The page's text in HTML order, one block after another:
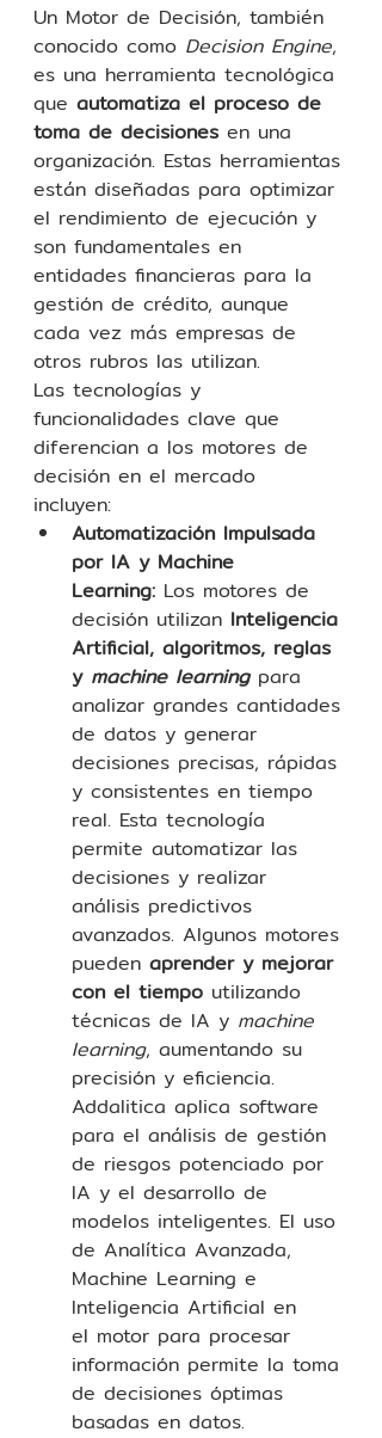
Un Motor de Decisión, también
conocido como Decision Engine,
es una herramienta tecnológica
que automatiza el proceso de
toma de decisiones en una
organización. Estas herramientas
están diseñadas para optimizar
el rendimiento de ejecución y
son fundamentales en
entidades financieras para la
gestión de crédito, aunque
cada vez más empresas de
otros rubros las utilizan.
Las tecnologías y
funcionalidades clave que
diferencian a los motores de
decisión en el mercado
incluyen:
Automatización Impulsada
por IA y Machine
Learning: Los motores de
decisión utilizan Inteligencia
Artificial, algoritmos, reglas
y machine learning para
analizar grandes cantidades
de datos y generar
decisiones precisas, rápidas
y consistentes en tiempo
real. Esta tecnología
permite automatizar las
decisiones y realizar
análisis predictivos
avanzados. Algunos motores
pueden aprender y mejorar
con el tiempo utilizando
técnicas de IA y machine
learning, aumentando su
precisión y eficiencia.
Addalitica aplica software
para el análisis de gestión
de riesgos potenciado por
IA y el desarrollo de
modelos inteligentes. El uso
de Analítica Avanzada,
Machine Learning e
Inteligencia Artificial en
el motor para procesar
información permite la toma
de decisiones óptimas
basadas en datos.